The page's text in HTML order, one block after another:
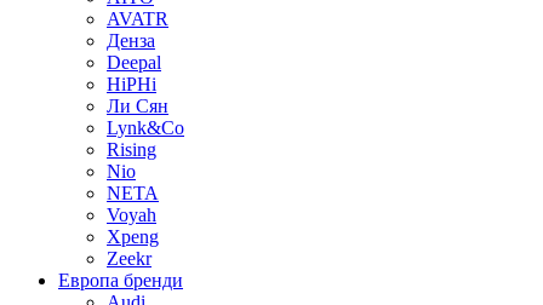
AVATR
Денза
Deepal
HiPHi
Ли Сян
Lynk&Co
Rising
Nio
NETA
Voyah
Xpeng
Zeekr
Европа бренди